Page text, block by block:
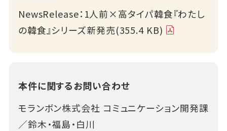
NewsRelease：1人前×高タイパ韓食『わたし
の韓食』シリーズ新発売(355.4 KB)
本件に関するお問い合わせ
モランボン株式会社 コミュニケーション開発課
／鈴木・福島・白川